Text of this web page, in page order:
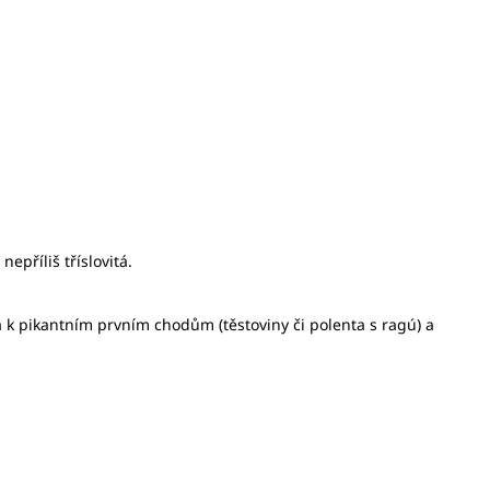
nepříliš tříslovitá.
pikantním prvním chodům (těstoviny či polenta s ragú) a